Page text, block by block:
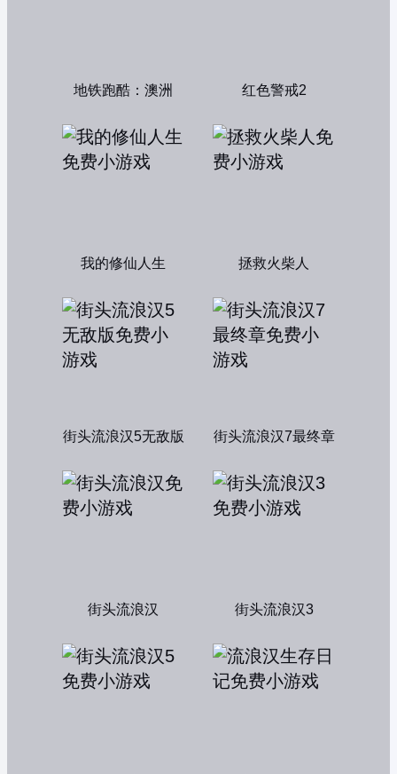
地铁跑酷：澳洲 红色警戒2
我的修仙人生 拯救火柴人
街头流浪汉5无敌版 街头流浪汉7最终章
街头流浪汉 街头流浪汉3